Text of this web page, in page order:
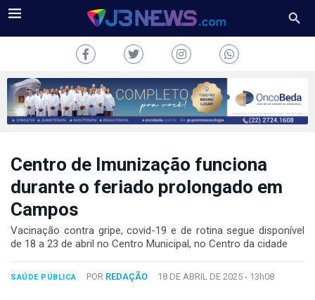
J3NEWS
COLUNAS
Centro de Imunização funciona
durante o feriado prolongado em
Campos
Vacinação contra gripe, covid-19 e de rotina segue disponível
de 18 a 23 de abril no Centro Municipal, no Centro da cidade
SAÚDE PÚBLICA POR REDAÇÃO 18 DE ABRIL DE 2025 - 13h08